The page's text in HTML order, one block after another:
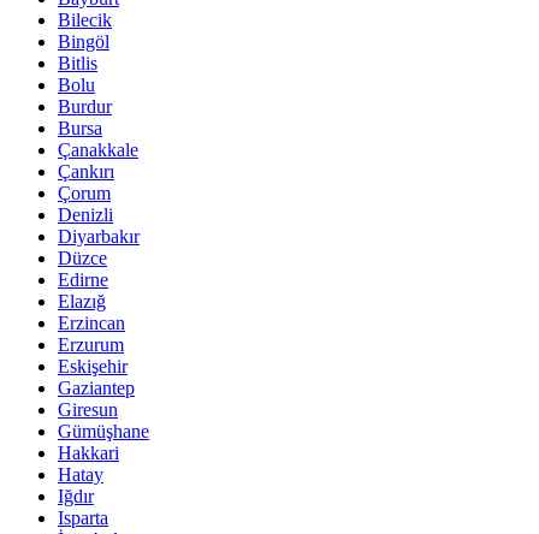
Bilecik
Bingöl
Bitlis
Bolu
Burdur
Bursa
Çanakkale
Çankırı
Çorum
Denizli
Diyarbakır
Düzce
Edirne
Elazığ
Erzincan
Erzurum
Eskişehir
Gaziantep
Giresun
Gümüşhane
Hakkari
Hatay
Iğdır
Isparta